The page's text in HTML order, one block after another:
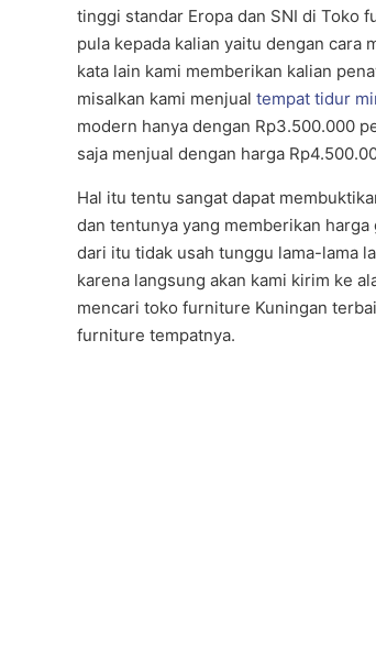
tinggi standar Eropa dan SNI di Toko
pula kepada kalian yaitu dengan cara
kata lain kami memberikan kalian
misalkan kami menjualtempat tidur
modern hanya dengan Rp3.500.000
saja menjual dengan harga
Hal itu tentu sangat dapat
dan tentunya yang memberikan
dari itu tidak usah tunggu lama-lama
karena langsung akan kami kirim ke
mencari toko furniture Kuningan
furniture tempatnya.